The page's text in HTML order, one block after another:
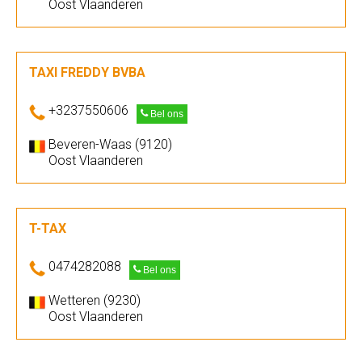
Oost Vlaanderen
TAXI FREDDY BVBA
+3237550606 Bel ons
Beveren-Waas (9120)
Oost Vlaanderen
T-TAX
0474282088 Bel ons
Wetteren (9230)
Oost Vlaanderen